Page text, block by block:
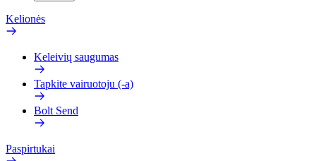
Kelionės
Keleivių saugumas
Tapkite vairuotoju (-a)
Bolt Send
Paspirtukai